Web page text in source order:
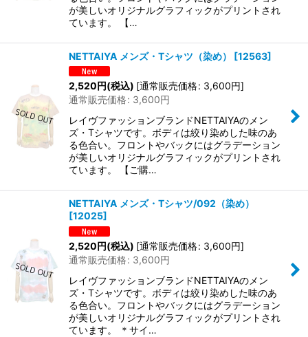
が美しいオリジナルグラフィックがプリントされ
ています。 【…
NETTAIYA メンズ・Tシャツ（染め） [12563]
2,520円(税込) [通常販売価格: 3,600円]
通常販売価格: 3,600円
レイヴファッションブランドNETTAIYAのメン
ズ・Tシャツです。ボディは絞り染めした味のあ
る色合い。フロントやバックにはグラデーション
が美しいオリジナルグラフィックがプリントされ
ています。 【ご購…
NETTAIYA メンズ・Tシャツ/092（染め）
[12025]
2,520円(税込) [通常販売価格: 3,600円]
通常販売価格: 3,600円
レイヴファッションブランドNETTAIYAのメン
ズ・Tシャツです。ボディは絞り染めした味のあ
る色合い。フロントやバックにはグラデーション
が美しいオリジナルグラフィックがプリントされ
ています。 ＊サイ…